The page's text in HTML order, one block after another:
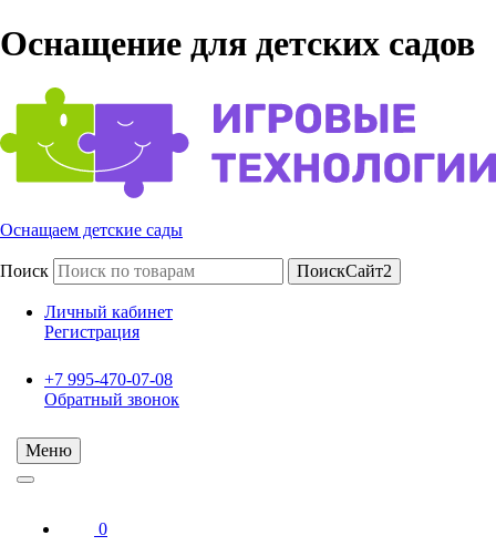
Оснащение для детских садов
Оснащаем детские сады
Поиск ПоискСайт2
Личный кабинет
Регистрация
+7 995-470-07-08
Обратный звонок
Меню
0